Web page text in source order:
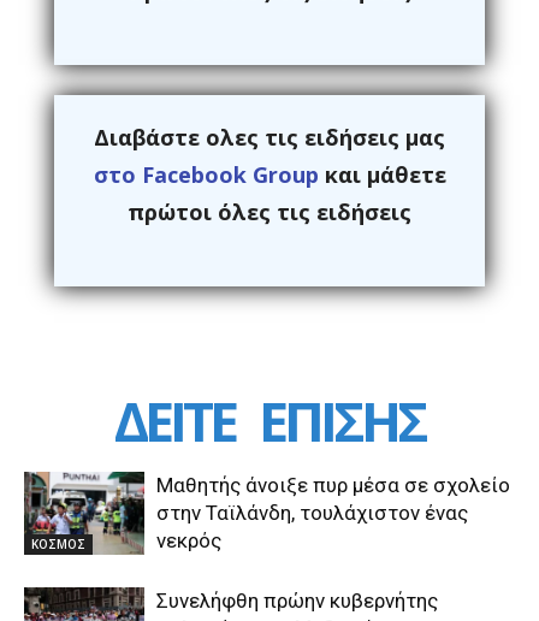
Διαβάστε ολες τις ειδήσεις μας
στο Facebook Group και μάθετε
πρώτοι όλες τις ειδήσεις
ΔΕΙΤΕ ΕΠΙΣΗΣ
ΚΟΣΜΟΣ
Μαθητής άνοιξε πυρ μέσα σε σχολείο
στην Ταϊλάνδη, τουλάχιστον ένας
νεκρός
Συνελήφθη πρώην κυβερνήτης